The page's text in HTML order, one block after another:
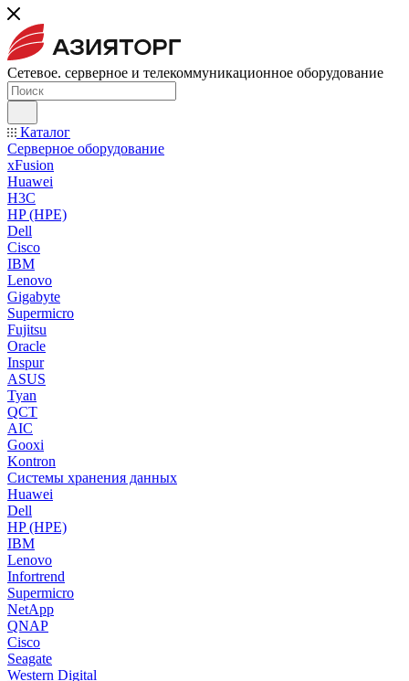
Сетевое. серверное и телекоммуникационное оборудование
Каталог
Серверное оборудование
xFusion
Huawei
H3C
HP (HPE)
Dell
Cisco
IBM
Lenovo
Gigabyte
Supermicro
Fujitsu
Oracle
Inspur
ASUS
Tyan
QCT
AIC
Gooxi
Kontron
Системы хранения данных
Huawei
Dell
HP (HPE)
IBM
Lenovo
Infortrend
Supermicro
NetApp
QNAP
Cisco
Seagate
Western Digital